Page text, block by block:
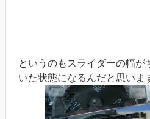
というのもスライダーの幅が
いた状態になるんだと思いま